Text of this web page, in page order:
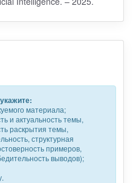
материала;
и актуальность темы,
раскрытия темы,
структурная
примеров,
выводов);